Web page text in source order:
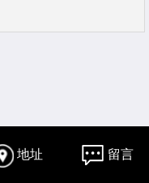
地址 留言